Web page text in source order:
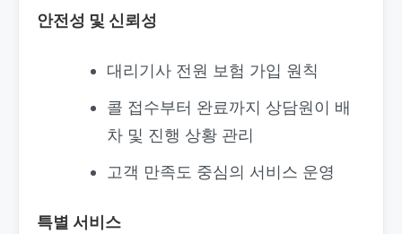
안전성 및 신뢰성
대리기사 전원 보험 가입 원칙
콜 접수부터 완료까지 상담원이 배
차 및 진행 상황 관리
고객 만족도 중심의 서비스 운영
특별 서비스